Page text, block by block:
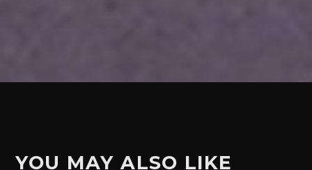
YOU MAY ALSO LIKE